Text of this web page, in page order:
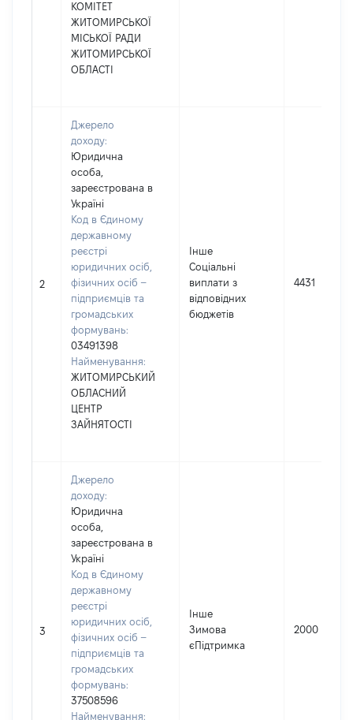
КОМІТЕТ
ЖИТОМИРСЬКОЇ
МІСЬКОЇ РАДИ
ЖИТОМИРСЬКОЇ
ОБЛАСТІ
2
Джерело
доходу:
Юридична
особа,
зареєстрована в
Україні
Код в Єдиному
державному
реєстрі
юридичних осіб,
фізичних осіб –
підприємців та
громадських
формувань:
03491398
Найменування:
ЖИТОМИРСЬКИЙ
ОБЛАСНИЙ
ЦЕНТР
ЗАЙНЯТОСТІ
Інше
Соціальні
виплати з
відповідних
бюджетів
4431
3
Джерело
доходу:
Юридична
особа,
зареєстрована в
Україні
Код в Єдиному
державному
реєстрі
юридичних осіб,
фізичних осіб –
підприємців та
громадських
формувань:
37508596
Найменування:
Інше
Зимова
єПідтримка
2000